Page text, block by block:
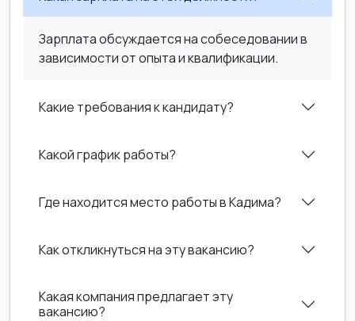
Зарплата обсуждается на собеседовании в
зависимости от опыта и квалификации.
Какие требования к кандидату?
Какой график работы?
Где находится место работы в Кадима?
Как откликнуться на эту вакансию?
Какая компания предлагает эту
вакансию?